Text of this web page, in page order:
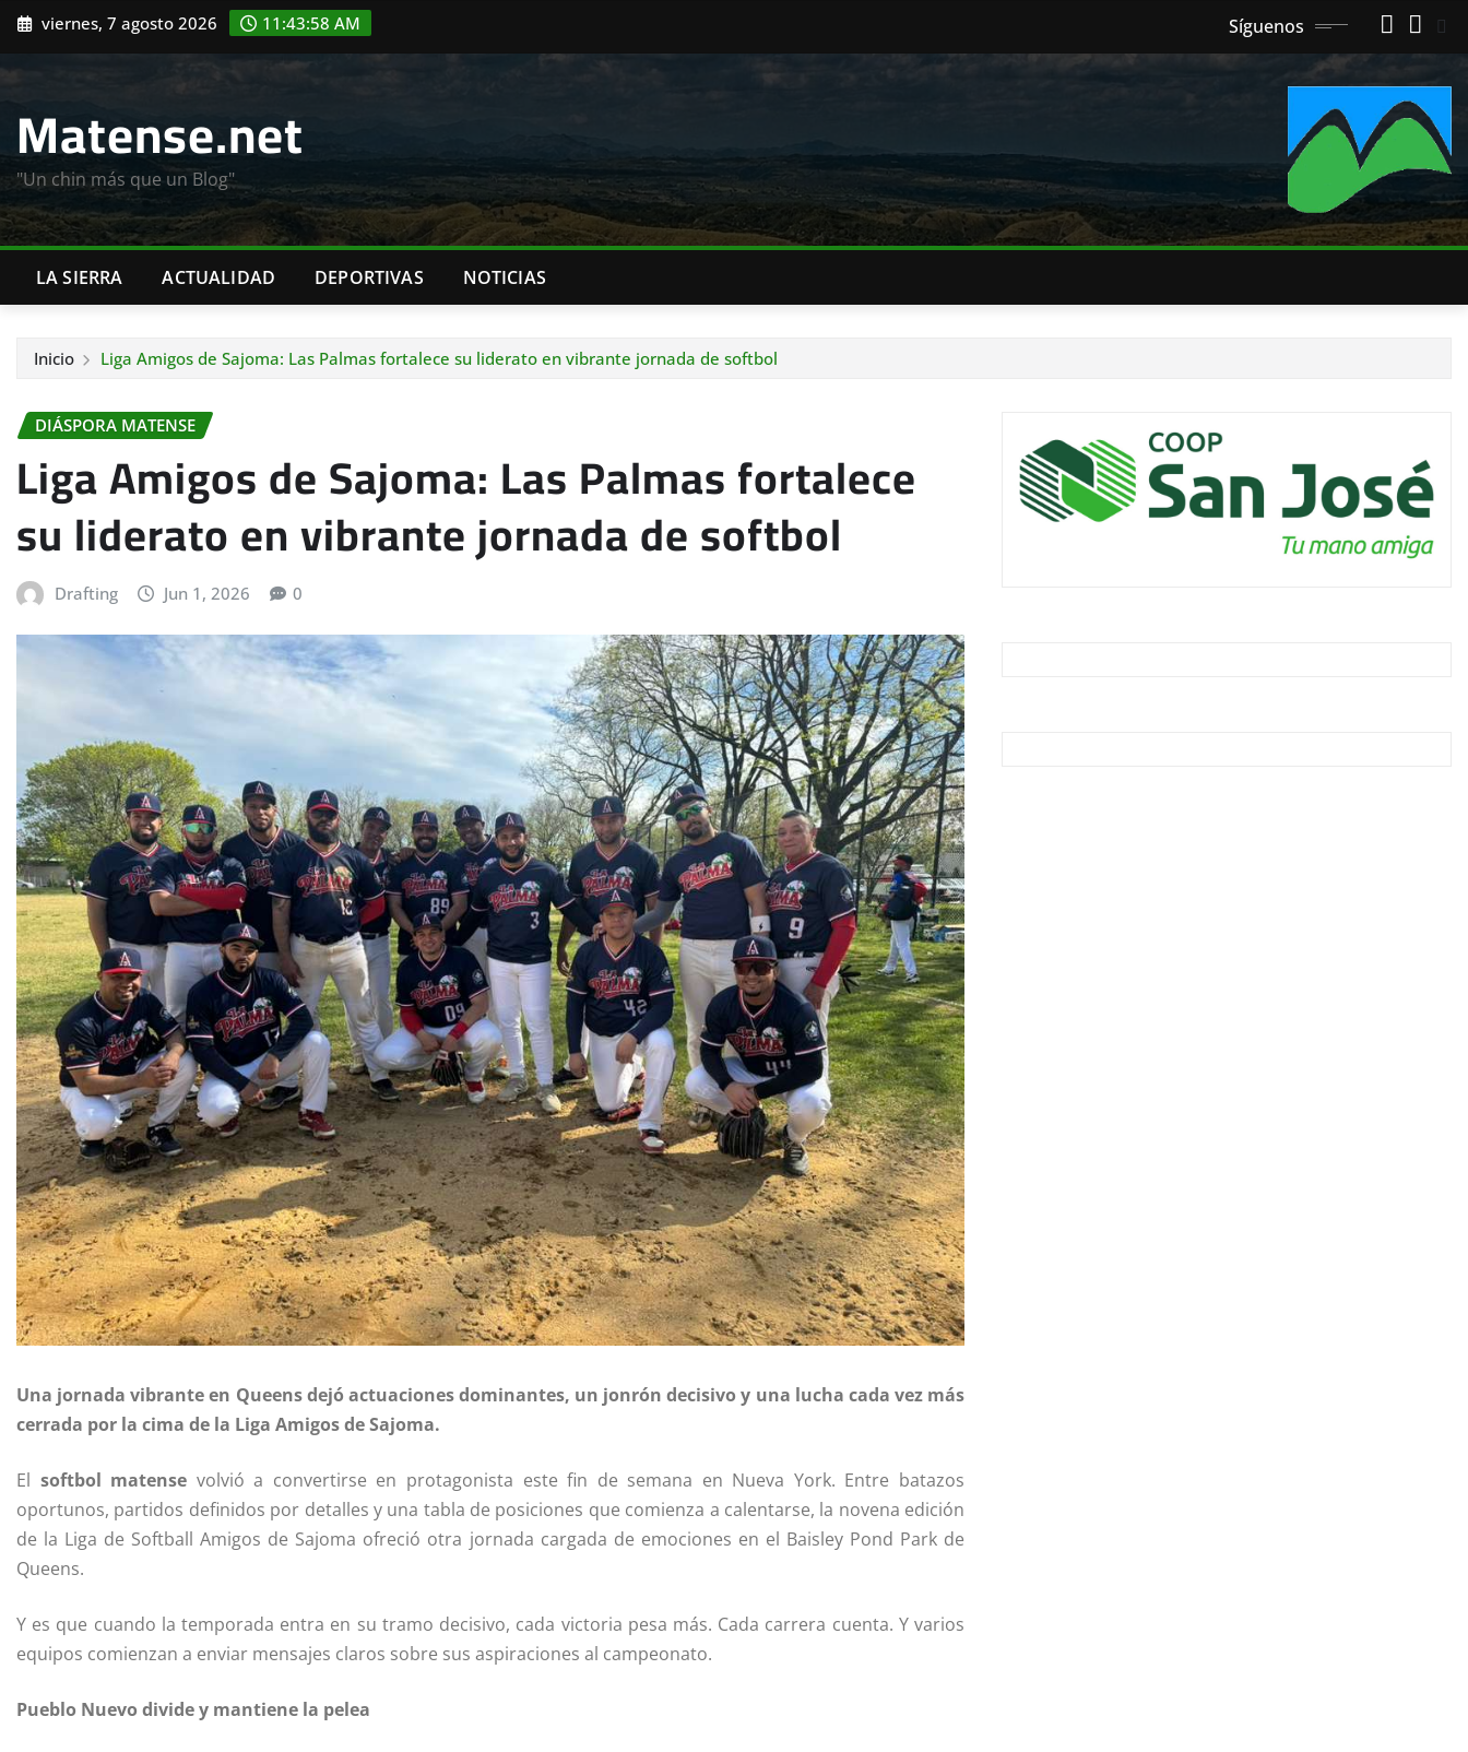
Saltar
contenido
viernes, 7 agosto 2026 11:43:59 AM Síguenos
Matense.net
"Un chin más que un Blog"
LA SIERRA ACTUALIDAD DEPORTIVAS NOTICIAS
Inicio Liga Amigos de Sajoma: Las Palmas fortalece su liderato en vibrante jornada de softbol
DIÁSPORA MATENSE
Liga Amigos de Sajoma: Las Palmas fortalece
su liderato en vibrante jornada de softbol
Drafting Jun 1, 2026 0
Una jornada vibrante en Queens dejó actuaciones dominantes, un jonrón decisivo y una lucha cada vez más
cerrada por la cima de la Liga Amigos de Sajoma.
El softbol matense volvió a convertirse en protagonista este fin de semana en Nueva York. Entre batazos
oportunos, partidos definidos por detalles y una tabla de posiciones que comienza a calentarse, la novena edición
de la Liga de Softball Amigos de Sajoma ofreció otra jornada cargada de emociones en el Baisley Pond Park de
Queens.
Y es que cuando la temporada entra en su tramo decisivo, cada victoria pesa más. Cada carrera cuenta. Y varios
equipos comienzan a enviar mensajes claros sobre sus aspiraciones al campeonato.
Pueblo Nuevo divide y mantiene la pelea